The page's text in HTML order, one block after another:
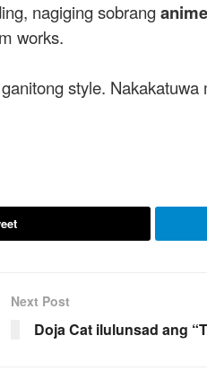
nagiging sobrang
works.
style.
Next Post
Doja Cat ilulunsad ang